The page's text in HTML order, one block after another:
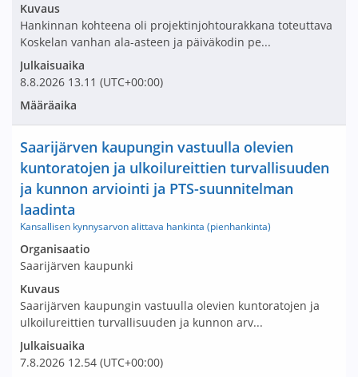
Kuvaus
Hankinnan kohteena oli projektinjohtourakkana toteuttava
Koskelan vanhan ala-asteen ja päiväkodin pe...
Julkaisuaika
8.8.2026 13.11 (UTC+00:00)
Määräaika
Avaa tarjouspyyntö:
Organisaatio
Saarijärven kaupunki
Nimi ja selite
Saarijärven kaupungin vastuulla olevien
kuntoratojen ja ulkoilureittien turvallisuuden
ja kunnon arviointi ja PTS-suunnitelman
laadinta
Kansallisen kynnysarvon alittava hankinta (pienhankinta)
Kuvaus
Saarijärven kaupungin vastuulla olevien kuntoratojen ja
ulkoilureittien turvallisuuden ja kunnon arv...
Julkaisuaika
7.8.2026 12.54 (UTC+00:00)